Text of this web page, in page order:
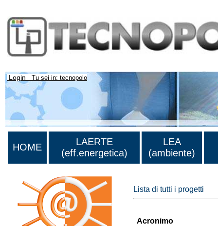
Login Tu sei in: tecnopolo
HOME
LAERTE
(eff.energetica)
LEA
(ambiente)
Lista di tutti i progetti
Acronimo